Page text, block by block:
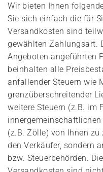
Wir bieten Ihnen
Sie sich einfach die für
Versandkosten sind
gewählten Zahlungsart.
Angeboten angeführten
beinhalten alle
anfallender Steuern wie
grenzüberschreitender
weitere Steuern (z.B. im
(z.B. Zölle) von Ihnen
den Verkäufer, sondern
bzw. Steuerbehörden.